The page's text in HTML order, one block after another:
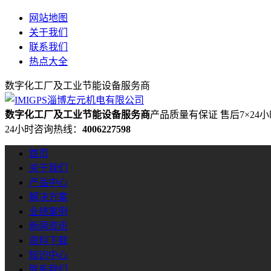
网站地图
关于我们
联系我们
热点大全
数字化工厂及工业节能设备服务商
数字化工厂及工业节能设备服务商产品质量有保证 售后7×24
24小时咨询热线： 4006227598
首页
关于我们
产品中心
解决方案
业绩案例
新闻资讯
资料下载
知识中心